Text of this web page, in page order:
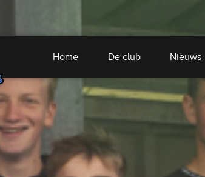
Home De club Nieuws